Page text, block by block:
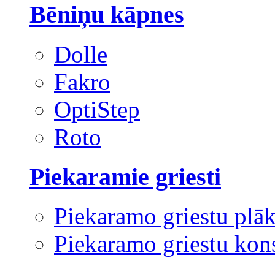
Bēniņu kāpnes
Dolle
Fakro
OptiStep
Roto
Piekaramie griesti
Piekaramo griestu
Piekaramo griestu